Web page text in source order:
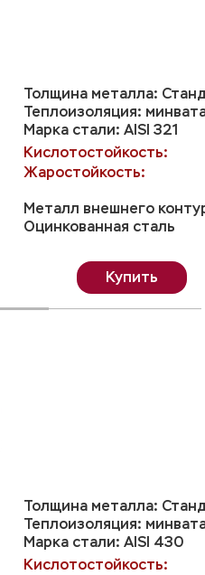
Толщина металла:
Теплоизоляция:
Марка стали: AISI 321
Кислотостойкость:
Жаростойкость:
Металл внешнего
Оцинкованная сталь
Купить
Толщина металла:
Теплоизоляция:
Марка стали: AISI 430
Кислотостойкость: